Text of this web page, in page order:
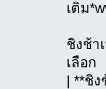
เติม
ชิงช้า
เลือก
| **ชิง